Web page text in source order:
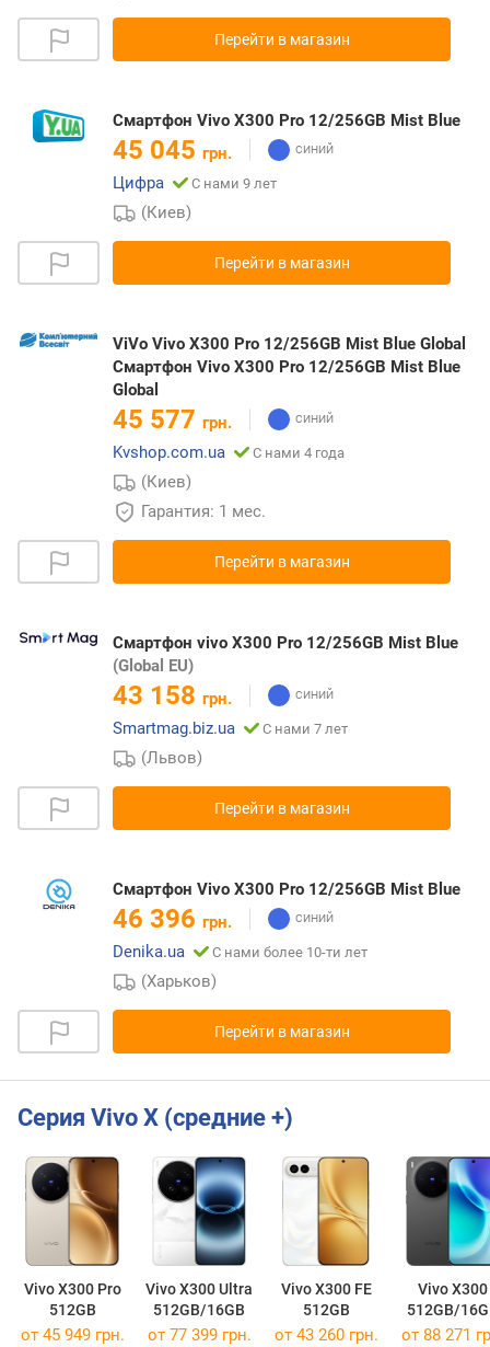
Перейти в магазин
Смартфон Vivo X300 Pro 12/256GB Mist Blue
45 045 грн.
Цифра
С нами 9 лет
(Киев)
Перейти в магазин
ViVo Vivo X300 Pro 12/256GB Mist Blue Global
Смартфон Vivo X300 Pro 12/256GB Mist Blue
Global
45 577 грн.
Kvshop.com.ua
С нами 4 года
(Киев)
Гарантия: 1 мес.
Перейти в магазин
Смартфон vivo X300 Pro 12/256GB Mist Blue
(Global EU)
43 158 грн.
Smartmag.biz.ua
С нами 7 лет
(Львов)
Перейти в магазин
Смартфон Vivo X300 Pro 12/256GB Mist Blue
46 396 грн.
Denika.ua
С нами более 10-ти лет
(Харьков)
Перейти в магазин
Серия Vivo X (средние +)
Vivo X300 Pro
512GB
Vivo X300 Ultra
512GB/16GB
Vivo X300 FE
512GB
Vivo X300
512GB/
от 45 949 грн. от 77 399 грн. от 43 260 грн. от 88 271